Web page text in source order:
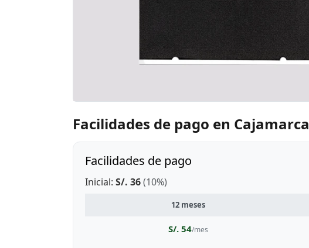
Facilidades de pago en Cajamarca
Facilidades de pago
Inicial: S/. 36(10%)
12 meses
S/. 54/mes